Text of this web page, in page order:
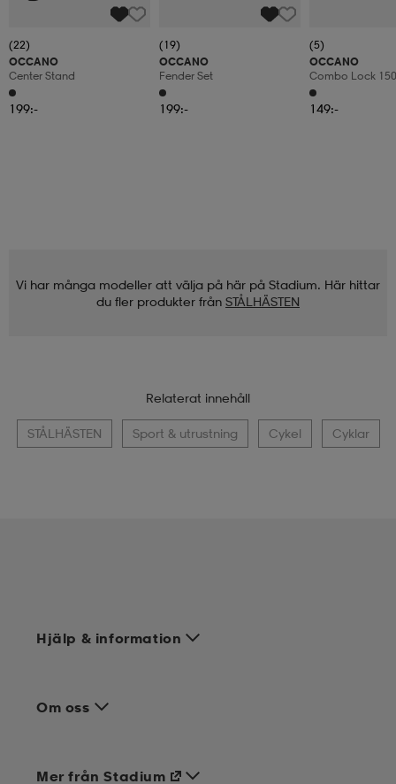
(22)
OCCANO
Center Stand
199:-
(19)
OCCANO
Fender Set
199:-
(5)
OCCANO
Combo Lock
149:-
Vi har många modeller att välja på här på Stadium. Här hittar
du fler produkter från STÅLHÄSTEN
Relaterat innehåll
STÅLHÄSTEN Sport & utrustning Cykel Cyklar
Hjälp & information
Om oss
Mer från Stadium